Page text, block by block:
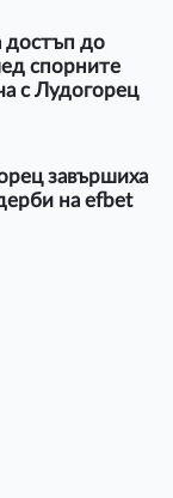
достъп до
спорните
с Лудогорец
завършиха
на efbet